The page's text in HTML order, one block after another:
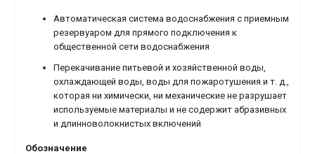
Автоматическая система водоснабжения с приемным
резервуаром для прямого подключения к
общественной сети водоснабжения
Перекачивание питьевой и хозяйственной воды,
охлаждающей воды, воды для пожаротушения и т. д.,
которая ни химически, ни механические не разрушает
используемые материалы и не содержит абразивных
и длинноволокнистых включений
Обозначение